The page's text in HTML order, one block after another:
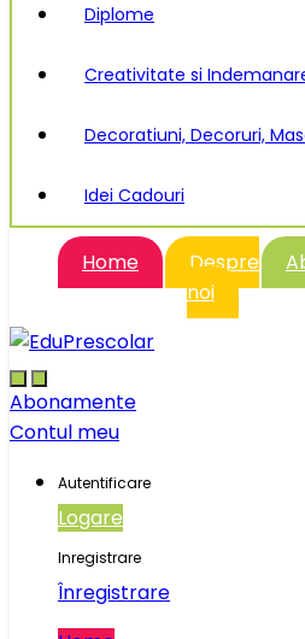
Diplome
Creativitate si
Decoratiuni, Decoruri,
Idei Cadouri
Home
Despre
noi
Abonamente
Contul meu
Autentificare
Logare
Inregistrare
Înregistrare